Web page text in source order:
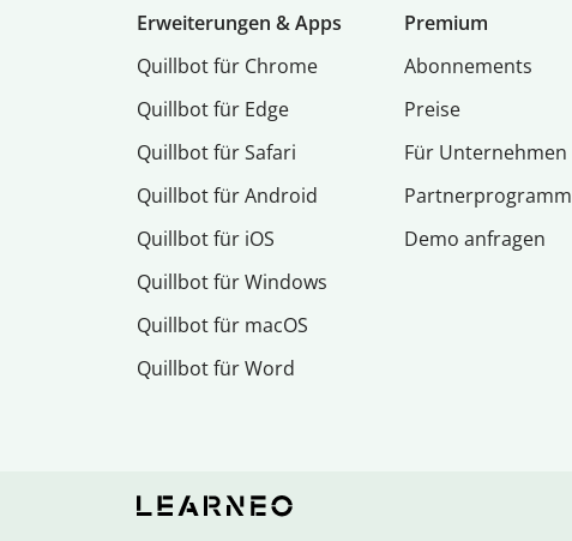
Erweiterungen & Apps
Quillbot für Chrome
Quillbot für Edge
Quillbot für Safari
Quillbot für Android
Quillbot für iOS
Quillbot für Windows
Quillbot für macOS
Quillbot für Word
Premium
Abon­ne­ments
Preise
Für Unternehmen
Partnerprogramm
Demo anfragen